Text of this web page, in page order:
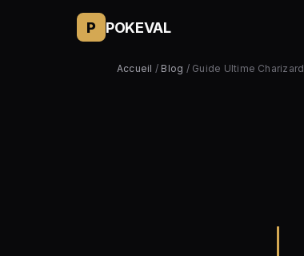
P POKEVAL
Accueil / Blog / Guide Ultime Charizard